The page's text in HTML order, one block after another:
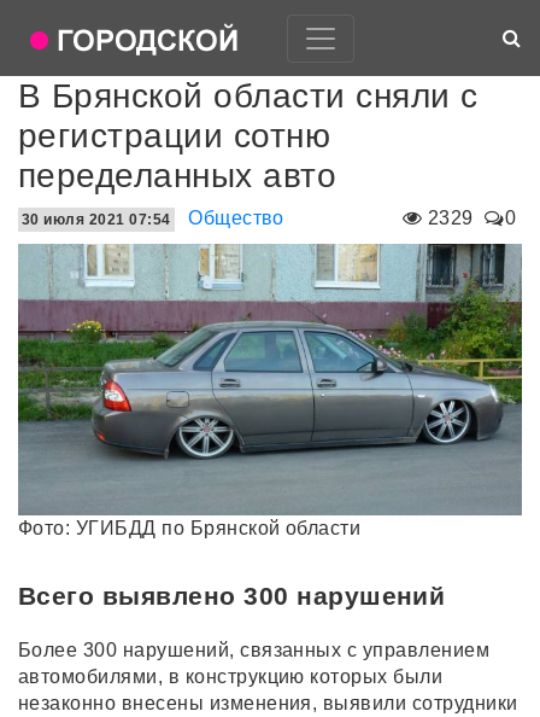
В Брянской области сняли с
регистрации сотню
переделанных авто
2329 0
30 июля 2021 07:54 Общество
Фото: УГИБДД по Брянской области
Всего выявлено 300 нарушений
Более 300 нарушений, связанных с управлением
автомобилями, в конструкцию которых были
незаконно внесены изменения, выявили сотрудники